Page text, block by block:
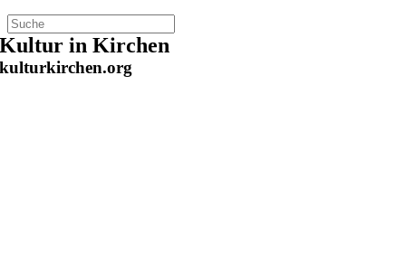
Zum
Inhalt
springen
Kultur in Kirchen
kulturkirchen.org